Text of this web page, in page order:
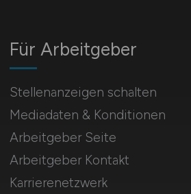
Für Arbeitgeber
Stellenanzeigen schalten
Mediadaten & Konditionen
Arbeitgeber Seite
Arbeitgeber Kontakt
Karrierenetzwerk